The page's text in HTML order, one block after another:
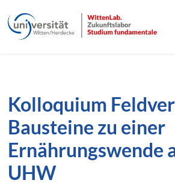
schließen
Kolloquium
Bausteine zu einer
Ernährungswende
UHW